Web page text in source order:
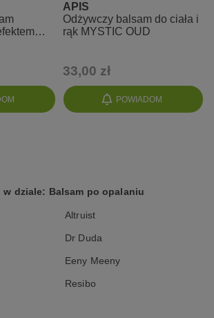
POWIADOM
APIS
Odżywczy balsam do ciała i
rąk MYSTIC OUD
33,00 zł
w dziale: Balsam po opalaniu
Altruist
Dr Duda
Eeny Meeny
Resibo